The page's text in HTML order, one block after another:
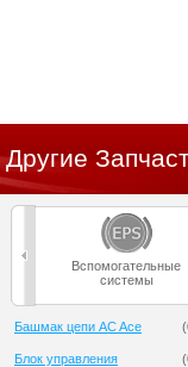
Другие
Вспомогательные
системы
Башмак цепи AC Ace (
Блок управления
(